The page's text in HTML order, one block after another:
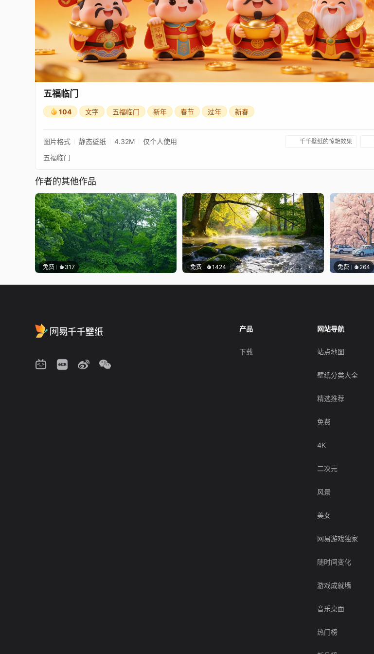
五福临门
104 文字 五福临门 新年 春节 过年 新春
图片格式 静态壁纸 4.32M 仅个人使用 千千壁纸的惊艳效果
五福临门
作者的其他作品
免费 317 免费 1424 免费 264
产品
下载
网站导航
站点地图
壁纸分类大全
精选推荐
免费
4K
二次元
风景
美女
网易游戏独家
随时间变化
游戏成就墙
音乐桌面
热门榜